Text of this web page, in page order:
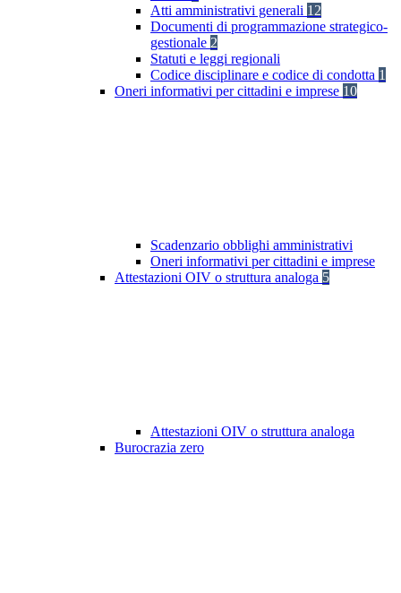
Atti amministrativi generali 12
Documenti di programmazione strategico-
gestionale 2
Statuti e leggi regionali
Codice disciplinare e codice di condotta 1
Oneri informativi per cittadini e imprese 10
Scadenzario obblighi amministrativi
Oneri informativi per cittadini e imprese
Attestazioni OIV o struttura analoga 5
Attestazioni OIV o struttura analoga
Burocrazia zero